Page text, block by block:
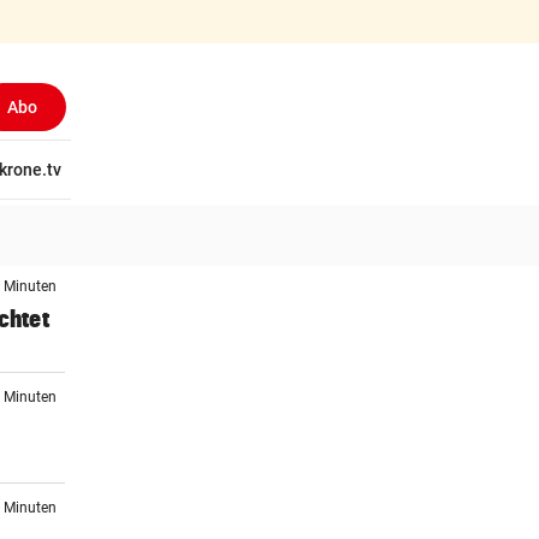
Abo
krone.tv
Minuten
Minuten
Minuten